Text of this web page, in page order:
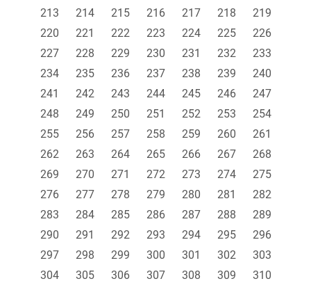
213
214 215 216 217 218
219
220
221 222 223 224 225
226
227
228 229 230 231 232
233
234
235 236 237 238 239
240
241
242 243 244 245 246
247
248
249 250 251 252 253
254
255
256 257 258 259 260
261
262
263 264 265 266 267
268
269
270 271 272 273 274
275
276
277 278 279 280 281
282
283
284 285 286 287 288
289
290
291 292 293 294 295
296
297
298 299 300 301 302
303
304
305 306 307 308 309
310